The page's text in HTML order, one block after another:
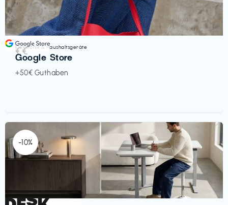
Elektronik & Haushaltsgeräte
Google Store
+50€ Guthaben
€€‎
-10%